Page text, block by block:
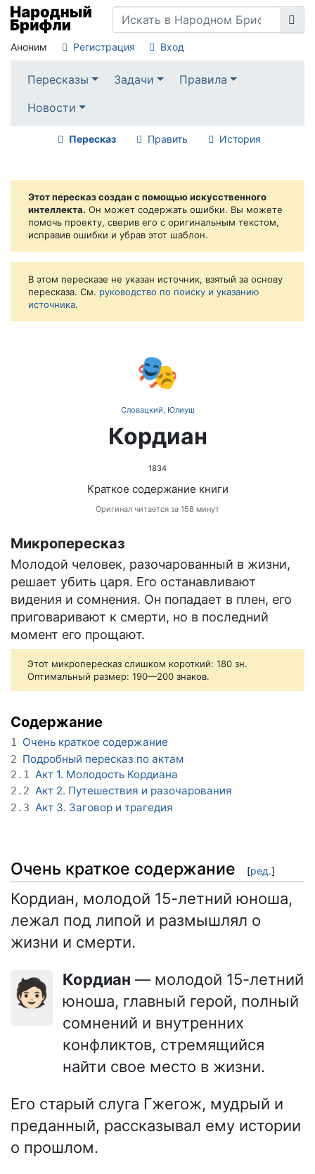
Аноним Регистрация Вход
Пересказы Задачи
Правила
Новости
Пересказ Править История
Этот пересказ создан с помощью искусственного
интеллекта. Он может содержать ошибки. Вы можете
помочь проекту, сверив его с оригинальным текстом,
исправив ошибки и убрав этот шаблон.
В этом пересказе не указан источник, взятый за основу
пересказа. См. руководство по поиску и указанию
источника.
🎭
Словацкий, Юлиуш
Кордиан
1834
Краткое содержание книги
Оригинал читается за 158 минут
Микропересказ
Молодой человек, разочарованный в жизни,
решает убить царя. Его останавливают
видения и сомнения. Он попадает в плен, его
приговаривают к смерти, но в последний
момент его прощают.
Этот микропересказ слишком короткий: 180 зн.
Оптимальный размер: 190—200 знаков.
Содержание
1 Очень краткое содержание
2 Подробный пересказ по актам
2.1 Акт 1. Молодость Кордиана
2.2 Акт 2. Путешествия и разочарования
2.3 Акт 3. Заговор и трагедия
Очень краткое содержание [ред.]
Кордиан, молодой 15-летний юноша,
лежал под липой и размышлял о
жизни и смерти.
🧑🏻 Кордиан — молодой 15-летний
юноша, главный герой, полный
сомнений и внутренних
конфликтов, стремящийся
найти свое место в жизни.
Его старый слуга Гжегож, мудрый и
преданный, рассказывал ему истории
о прошлом.